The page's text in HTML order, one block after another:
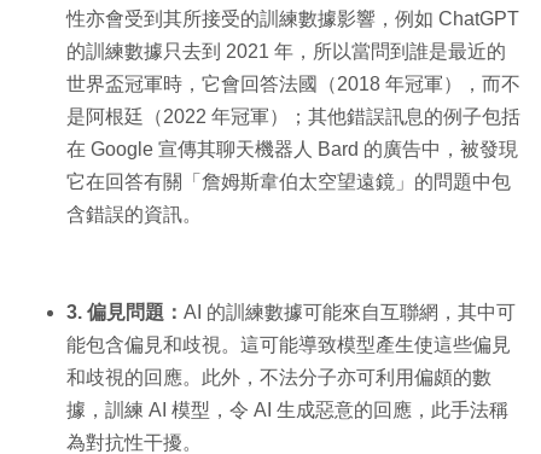
性亦會受到其所接受的訓練數據影響，例如 ChatGPT
的訓練數據只去到 2021 年，所以當問到誰是最近的
世界盃冠軍時，它會回答法國（2018 年冠軍），而不
是阿根廷（2022 年冠軍）；其他錯誤訊息的例子包括
在 Google 宣傳其聊天機器人 Bard 的廣告中，被發現
它在回答有關「詹姆斯韋伯太空望遠鏡」的問題中包
含錯誤的資訊。
3. 偏見問題： AI 的訓練數據可能來自互聯網，其中可
能包含偏見和歧視。這可能導致模型產生使這些偏見
和歧視的回應。此外，不法分子亦可利用偏頗的數
據，訓練 AI 模型，令 AI 生成惡意的回應，此手法稱
為對抗性干擾。